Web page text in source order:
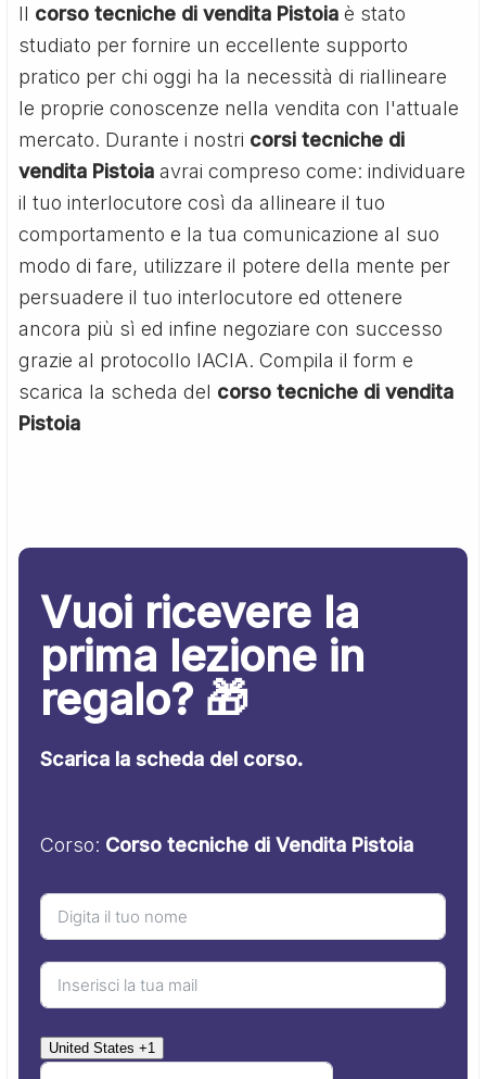
Il corso tecniche di vendita Pistoia è stato
studiato per fornire un eccellente supporto
pratico per chi oggi ha la necessità di riallineare
le proprie conoscenze nella vendita con l'attuale
mercato. Durante i nostri corsi tecniche di
vendita Pistoia avrai compreso come: individuare
il tuo interlocutore così da allineare il tuo
comportamento e la tua comunicazione al suo
modo di fare, utilizzare il potere della mente per
persuadere il tuo interlocutore ed ottenere
ancora più sì ed infine negoziare con successo
grazie al protocollo IACIA. Compila il form e
scarica la scheda del corso tecniche di vendita
Pistoia
Vuoi ricevere la
prima lezione in
regalo? 🎁
Scarica la scheda del corso.
Corso: Corso tecniche di Vendita Pistoia
United States +1